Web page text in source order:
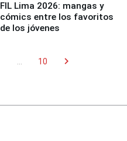
FIL Lima 2026: mangas y
cómics entre los favoritos
de los jóvenes
10 chevron_right